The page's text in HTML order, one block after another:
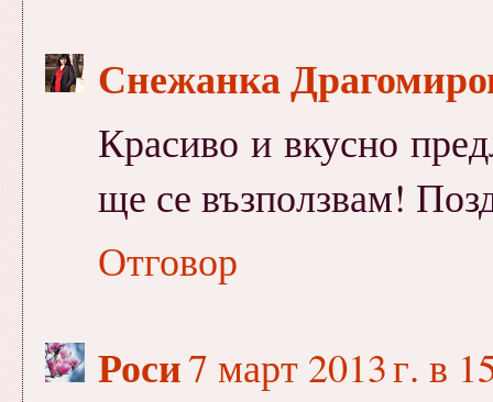
Снежанка
Красиво и вкусно
ще се възползвам!
Отговор
Роси7 март 2013 г. в